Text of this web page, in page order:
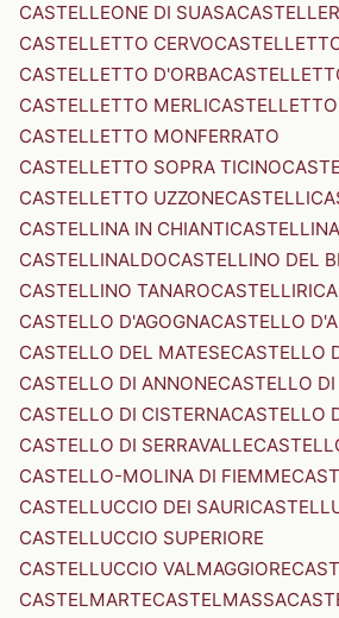
CASTELLEONE DI SUASA
CASTELLETTO CERVO
CASTELLETTO D'ORBA
CASTELLETTO MERLI
CASTELLETTO MONFERRATO
CASTELLETTO SOPRA TICINO
CASTELLETTO UZZONECASTELLI
CASTELLINA IN CHIANTI
CASTELLINALDOCASTELLINO DEL
CASTELLINO TANAROCASTELLIRI
CASTELLO D'AGOGNACASTELLO
CASTELLO DEL MATESECASTELLO
CASTELLO DI ANNONECASTELLO
CASTELLO DI CISTERNACASTELLO
CASTELLO DI SERRAVALLE
CASTELLO-MOLINA DI FIEMME
CASTELLUCCIO DEI SAURI
CASTELLUCCIO SUPERIORE
CASTELLUCCIO VALMAGGIORE
CASTELMARTECASTELMASSA